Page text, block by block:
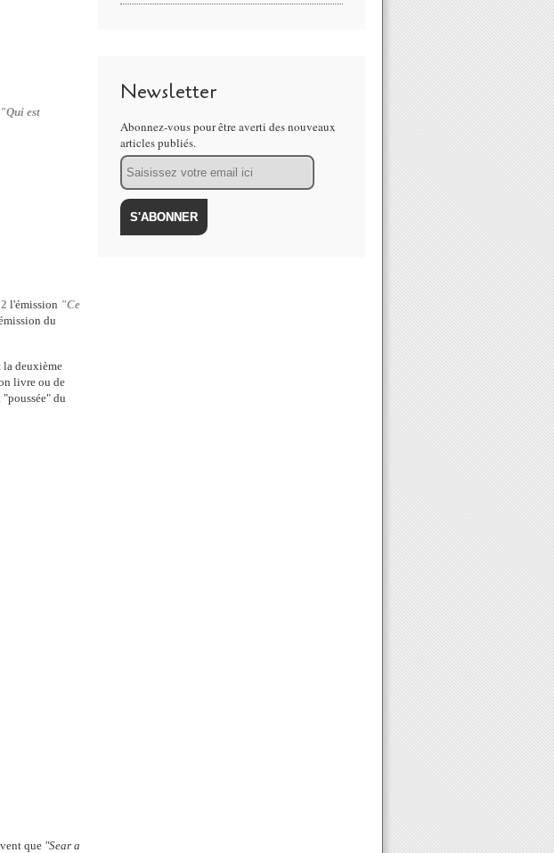
"Qui est
l'émission "Ce
du
la deuxième
livre ou de
"poussée" du
que "Sear a
Newsletter
Abonnez-vous pour être averti des nouveaux
articles publiés.
Email